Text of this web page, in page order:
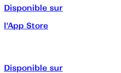
Disponible sur
l'App Store
Disponible sur